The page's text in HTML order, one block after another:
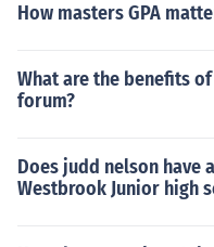
How masters GPA
What are the benefits
forum?
Does judd nelson have
Westbrook Junior high